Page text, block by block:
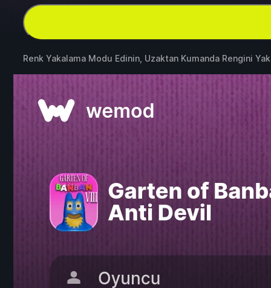
Renk Yakalama Modu Edinin, Uzaktan Kumanda Rengini